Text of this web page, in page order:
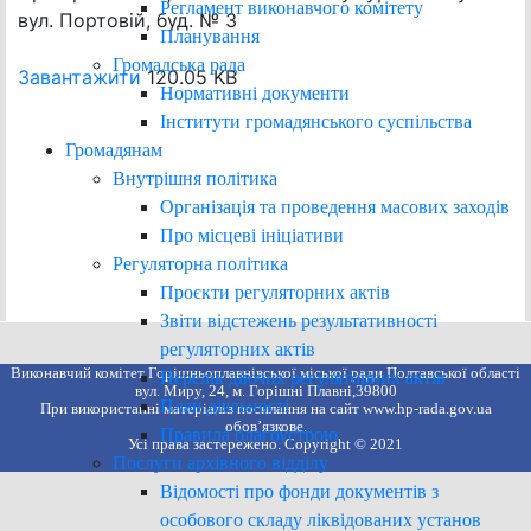
Регламент виконавчого комітету
Планування
Громадська рада
Нормативні документи
Інститути громадянського суспільства
Громадянам
Внутрішня політика
Організація та проведення масових заходів
Про місцеві ініціативи
Регуляторна політика
Проєкти регуляторних актів
Звіти відстежень результативності
регуляторних актів
Перелік діючих регуляторних актів
План діяльності
Правила благоустрою
Послуги архівного відділу
Відомості про фонди документів з
особового складу ліквідованих установ
вул. Портовій, буд. № 3
Завантажити120.05 KB
Виконавчий комітет Горішньоплавнівської міської ради Полтавської області
вул. Миру, 24, м. Горішні Плавні,39800
При використанні матеріалів посилання на сайт www.hp-rada.gov.ua
обов’язкове.
Усі права застережено. Copyright © 2021